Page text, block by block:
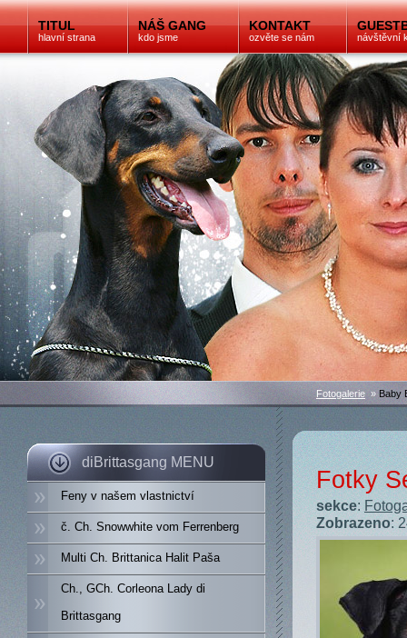
TITUL
hlavní strana
NÁŠ GANG
kdo jsme
KONTAKT
ozvěte se nám návštěvní
diBrittasgang MENU
Feny v našem vlastnictví
č. Ch. Snowwhite vom Ferrenberg
Multi Ch. Brittanica Halit Paša
Ch., GCh. Corleona Lady di
Brittasgang
Fotogalerie » Baby
Fotky
sekce:
Zobrazeno: